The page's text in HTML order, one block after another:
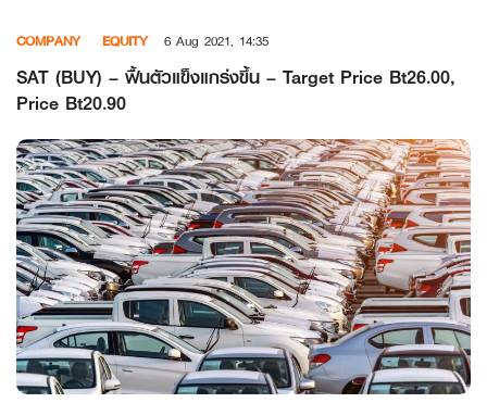
content
COMPANY EQUITY 6 Aug 2021, 14:35
SAT (BUY) – ฟื้นตัวแข็งแกร่งขึ้น – Target Price Bt26.00,
Price Bt20.90